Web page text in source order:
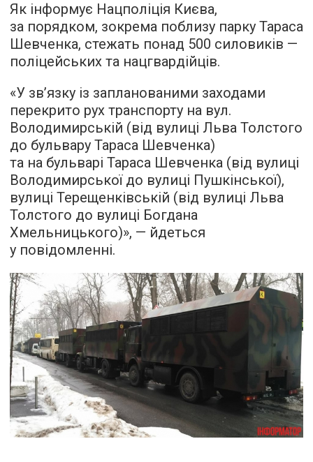
Як інформує Нацполіція Києва,
за порядком, зокрема поблизу парку Тараса
Шевченка, стежать понад 500 силовиків —
поліцейських та нацгвардійців.
«У зв’язку із запланованими заходами
перекрито рух транспорту на вул.
Володимирській (від вулиці Льва Толстого
до бульвару Тараса Шевченка)
та на бульварі Тараса Шевченка (від вулиці
Володимирської до вулиці Пушкінської),
вулиці Терещенківській (від вулиці Льва
Толстого до вулиці Богдана
Хмельницького)», — йдеться
у повідомленні.